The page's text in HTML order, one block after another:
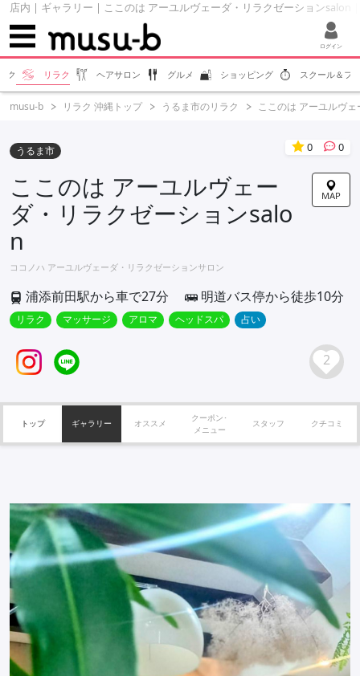
店内 | ギャラリー | ここのは アーユルヴェーダ・リラクゼーションsalon
ログイン
ク リラク ヘアサロン グルメ ショッピング スクール＆フ
musu-b リラク 沖縄トップ うるま市のリラク ここのは アーユルヴ
うるま市 0 0
MAP
ここのは アーユルヴェー
ダ・リラクゼーションsalo
n
ココノハ アーユルヴェーダ・リラクゼーションサロン
浦添前田駅から車で27分 明道バス停から徒歩10分
リラク マッサージ アロマ ヘッドスパ 占い
2
トップ ギャラリー オススメ
クーポン･
メニュー
スタッフ クチコミ